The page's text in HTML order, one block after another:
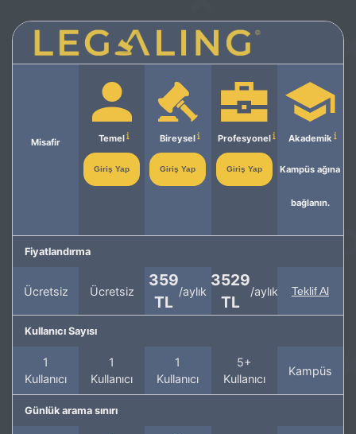
Misafir Temel
Giriş Yap
Bireysel
Giriş Yap
Profesyonel
Giriş Yap
Akademik
Kampüs ağına
bağlanın.
Fiyatlandırma
Ücretsiz Ücretsiz
359
TL
/aylık
3529
TL
/aylık Teklif Al
Kullanıcı Sayısı
1
Kullanıcı
1
Kullanıcı
1
Kullanıcı
5+
Kullanıcı
Kampüs
Günlük arama sınırı